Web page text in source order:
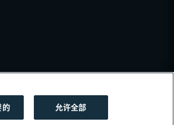
的 允许全部